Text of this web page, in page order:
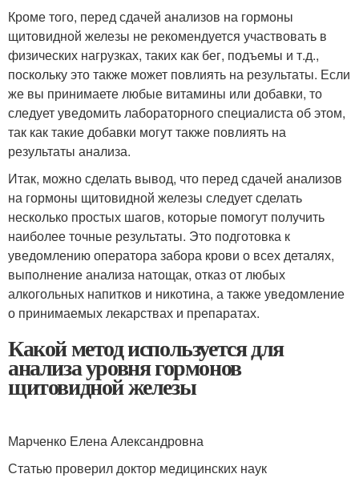
Кроме того, перед сдачей анализов на гормоны
щитовидной железы не рекомендуется участвовать в
физических нагрузках, таких как бег, подъемы и т.д.,
поскольку это также может повлиять на результаты. Если
же вы принимаете любые витамины или добавки, то
следует уведомить лабораторного специалиста об этом,
так как такие добавки могут также повлиять на
результаты анализа.
Итак, можно сделать вывод, что перед сдачей анализов
на гормоны щитовидной железы следует сделать
несколько простых шагов, которые помогут получить
наиболее точные результаты. Это подготовка к
уведомлению оператора забора крови о всех деталях,
выполнение анализа натощак, отказ от любых
алкогольных напитков и никотина, а также уведомление
о принимаемых лекарствах и препаратах.
Какой метод используется для
анализа уровня гормонов
щитовидной железы
Марченко Елена Александровна
Статью проверил доктор медицинских наук